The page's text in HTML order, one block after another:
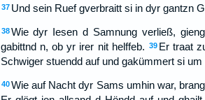
37 Und sein Ruef gverbraitt si in dyr gantzn
38 Wie dyr Iesen d Samnung verließ,
gabittnd n, ob yr irer nit helffeb. 39 Er traat
Schwiger stuendd auf und gakümmert si um
40 Wie auf Nacht dyr Sams umhin war,